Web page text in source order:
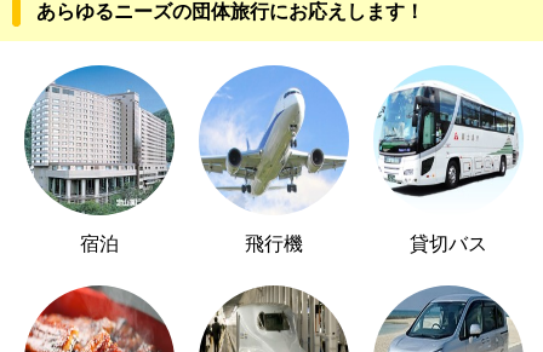
あらゆるニーズの団体旅行にお応えします！
宿泊 飛行機 貸切バス